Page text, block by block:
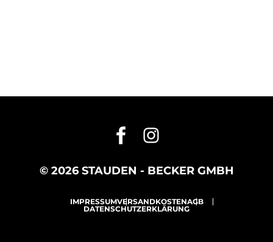
© 2026 STAUDEN - BECKER GMBH
IMPRESSUMVERSANDKOSTENAGB
DATENSCHUTZERKLÄRUNG